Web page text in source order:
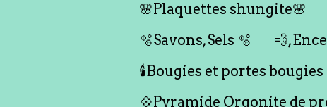
🌸Plaquettes shungite🌸
🫧Savons,Sels 🫧
🕯️Bougies et portes bougies
💠Pyramide Orgonite de